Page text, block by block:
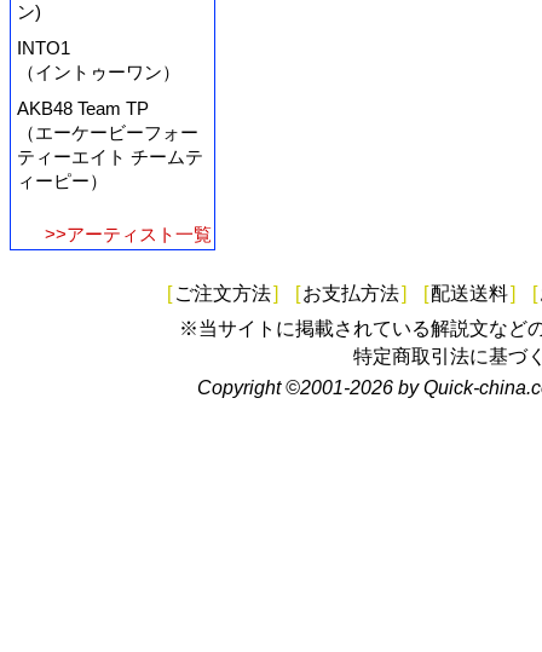
ン)
INTO1
（イントゥーワン）
AKB48 Team TP
（エーケービーフォー
ティーエイト チームテ
ィーピー）
>>アーティスト一覧
[ ご注文方法] [お支払方法] [配送送料] [
※当サイトに掲載されている解説文など
特定商取引法に基づ
Copyright ©2001-2026 by Quick-